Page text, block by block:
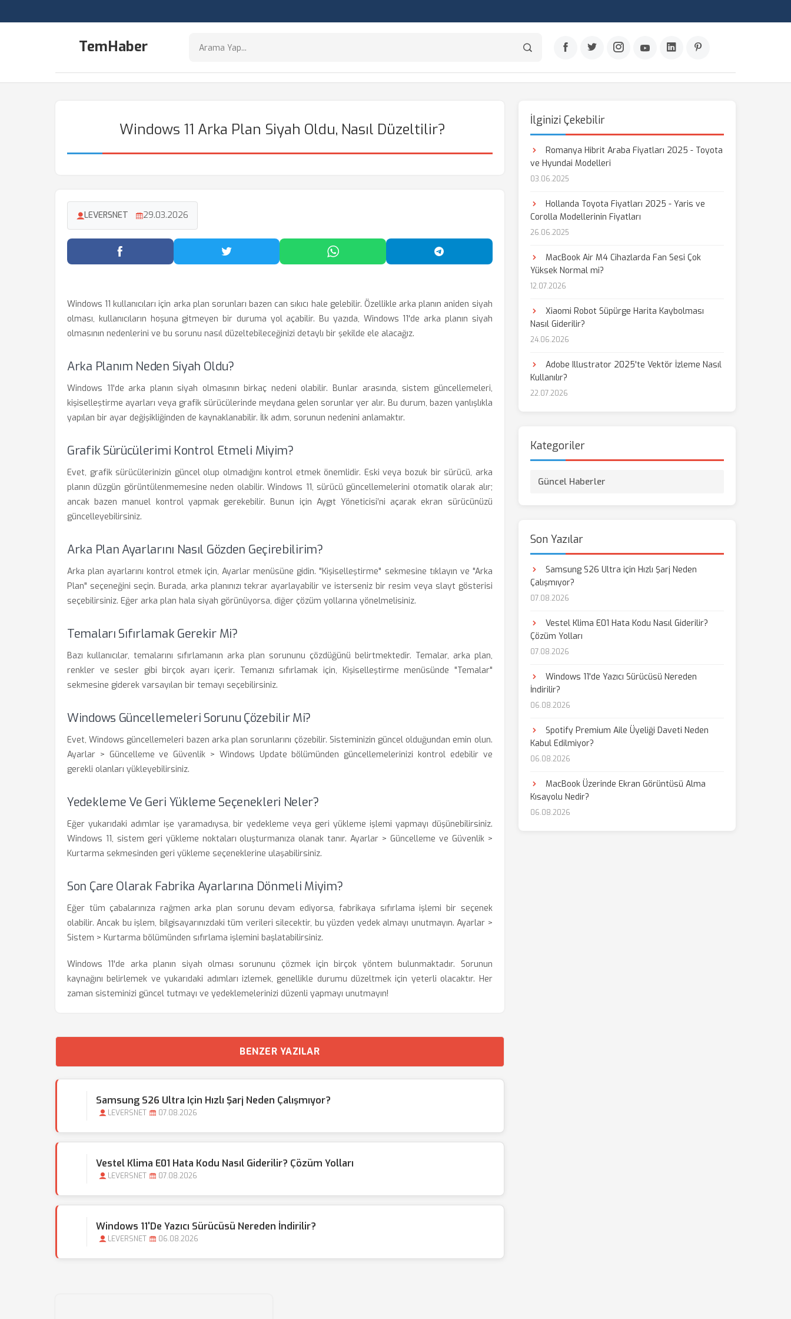
TemHaber
Windows 11 Arka Plan Siyah Oldu, Nasıl Düzeltilir?
LEVERSNET 29.03.2026
Facebook'ta Paylaş Twitter'da Paylaş WhatsApp'ta Paylaş Telegram'da Paylaş
Windows 11 kullanıcıları için arka plan sorunları bazen can sıkıcı hale gelebilir. Özellikle arka planın aniden siyah
olması, kullanıcıların hoşuna gitmeyen bir duruma yol açabilir. Bu yazıda, Windows 11'de arka planın siyah
olmasının nedenlerini ve bu sorunu nasıl düzeltebileceğinizi detaylı bir şekilde ele alacağız.
Arka Planım Neden Siyah Oldu?
Windows 11'de arka planın siyah olmasının birkaç nedeni olabilir. Bunlar arasında, sistem güncellemeleri,
kişiselleştirme ayarları veya grafik sürücülerinde meydana gelen sorunlar yer alır. Bu durum, bazen yanlışlıkla
yapılan bir ayar değişikliğinden de kaynaklanabilir. İlk adım, sorunun nedenini anlamaktır.
Grafik Sürücülerimi Kontrol Etmeli Miyim?
Evet, grafik sürücülerinizin güncel olup olmadığını kontrol etmek önemlidir. Eski veya bozuk bir sürücü, arka
planın düzgün görüntülenmemesine neden olabilir. Windows 11, sürücü güncellemelerini otomatik olarak alır;
ancak bazen manuel kontrol yapmak gerekebilir. Bunun için Aygıt Yöneticisi’ni açarak ekran sürücünüzü
güncelleyebilirsiniz.
Arka Plan Ayarlarını Nasıl Gözden Geçirebilirim?
Arka plan ayarlarını kontrol etmek için, Ayarlar menüsüne gidin. "Kişiselleştirme" sekmesine tıklayın ve "Arka
Plan" seçeneğini seçin. Burada, arka planınızı tekrar ayarlayabilir ve isterseniz bir resim veya slayt gösterisi
seçebilirsiniz. Eğer arka plan hala siyah görünüyorsa, diğer çözüm yollarına yönelmelisiniz.
Temaları Sıfırlamak Gerekir Mi?
Bazı kullanıcılar, temalarını sıfırlamanın arka plan sorununu çözdüğünü belirtmektedir. Temalar, arka plan,
renkler ve sesler gibi birçok ayarı içerir. Temanızı sıfırlamak için, Kişiselleştirme menüsünde "Temalar"
sekmesine giderek varsayılan bir temayı seçebilirsiniz.
Windows Güncellemeleri Sorunu Çözebilir Mi?
Evet, Windows güncellemeleri bazen arka plan sorunlarını çözebilir. Sisteminizin güncel olduğundan emin olun.
Ayarlar > Güncelleme ve Güvenlik > Windows Update bölümünden güncellemelerinizi kontrol edebilir ve
gerekli olanları yükleyebilirsiniz.
Yedekleme Ve Geri Yükleme Seçenekleri Neler?
Eğer yukarıdaki adımlar işe yaramadıysa, bir yedekleme veya geri yükleme işlemi yapmayı düşünebilirsiniz.
Windows 11, sistem geri yükleme noktaları oluşturmanıza olanak tanır. Ayarlar > Güncelleme ve Güvenlik >
Kurtarma sekmesinden geri yükleme seçeneklerine ulaşabilirsiniz.
Son Çare Olarak Fabrika Ayarlarına Dönmeli Miyim?
Eğer tüm çabalarınıza rağmen arka plan sorunu devam ediyorsa, fabrikaya sıfırlama işlemi bir seçenek
olabilir. Ancak bu işlem, bilgisayarınızdaki tüm verileri silecektir, bu yüzden yedek almayı unutmayın. Ayarlar >
Sistem > Kurtarma bölümünden sıfırlama işlemini başlatabilirsiniz.
Windows 11'de arka planın siyah olması sorununu çözmek için birçok yöntem bulunmaktadır. Sorunun
kaynağını belirlemek ve yukarıdaki adımları izlemek, genellikle durumu düzeltmek için yeterli olacaktır. Her
zaman sisteminizi güncel tutmayı ve yedeklemelerinizi düzenli yapmayı unutmayın!
BENZER YAZILAR
Samsung S26 Ultra Için Hızlı Şarj Neden Çalışmıyor?
LEVERSNET 07.08.2026
Vestel Klima E01 Hata Kodu Nasıl Giderilir? Çözüm Yolları
LEVERSNET 07.08.2026
Windows 11'de Yazıcı Sürücüsü Nereden İndirilir?
LEVERSNET 06.08.2026
İlginizi Çekebilir
Romanya Hibrit Araba Fiyatları 2025 - Toyota
ve Hyundai Modelleri
03.06.2025
Hollanda Toyota Fiyatları 2025 - Yaris ve
Corolla Modellerinin Fiyatları
26.06.2025
MacBook Air M4 Cihazlarda Fan Sesi Çok
Yüksek Normal mi?
12.07.2026
Xiaomi Robot Süpürge Harita Kaybolması
Nasıl Giderilir?
24.06.2026
Adobe Illustrator 2025'te Vektör İzleme Nasıl
Kullanılır?
22.07.2026
Kategoriler
Güncel Haberler
Son Yazılar
Samsung S26 Ultra için Hızlı Şarj Neden
Çalışmıyor?
07.08.2026
Vestel Klima E01 Hata Kodu Nasıl Giderilir?
Çözüm Yolları
07.08.2026
Windows 11'de Yazıcı Sürücüsü Nereden
İndirilir?
06.08.2026
Spotify Premium Aile Üyeliği Daveti Neden
Kabul Edilmiyor?
06.08.2026
MacBook Üzerinde Ekran Görüntüsü Alma
Kısayolu Nedir?
06.08.2026